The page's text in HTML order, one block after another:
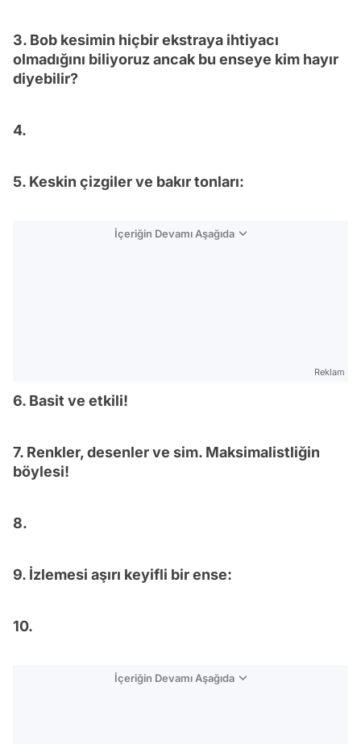
3. Bob kesimin hiçbir ekstraya ihtiyacı
olmadığını biliyoruz ancak bu enseye kim hayır
diyebilir?
4.
5. Keskin çizgiler ve bakır tonları:
İçeriğin Devamı Aşağıda
Reklam
6. Basit ve etkili!
7. Renkler, desenler ve sim. Maksimalistliğin
böylesi!
8.
9. İzlemesi aşırı keyifli bir ense:
10.
İçeriğin Devamı Aşağıda